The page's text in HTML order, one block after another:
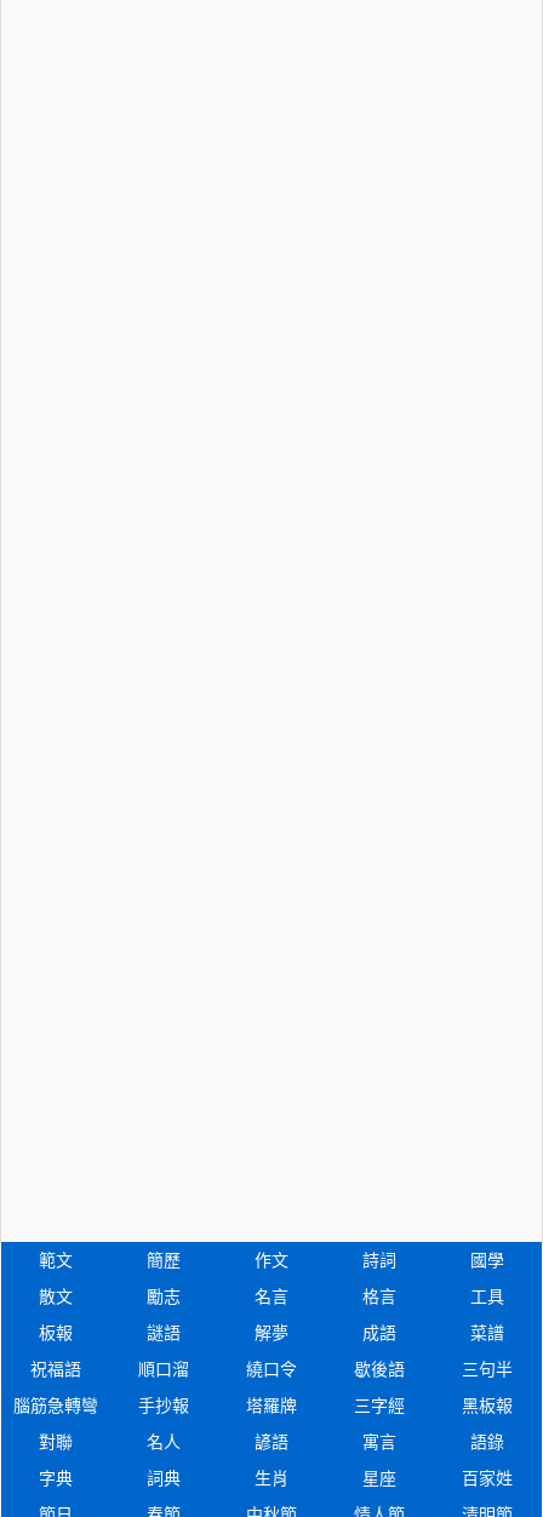
範文 簡歷 作文 詩詞
國學
散文
勵志 名言 格言
工具
板報
謎語 解夢 成語
菜譜
祝福語
順口溜 繞口令 歇後語
三句半
腦筋急轉彎
手抄報 塔羅牌 三字經
黑板報
對聯
名人 諺語 寓言
語錄
字典
詞典 生肖 星座
百家姓